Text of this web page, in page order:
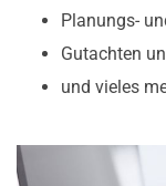
Planungs-
Gutachten
und vieles